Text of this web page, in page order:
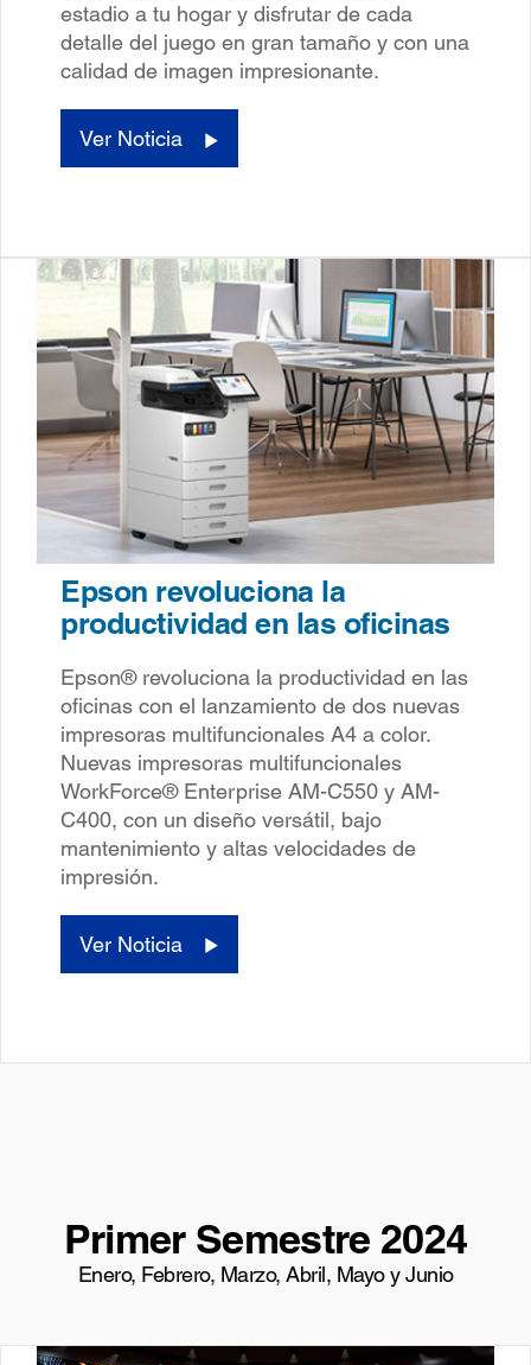
estadio a tu hogar y disfrutar de cada
detalle del juego en gran tamaño y con una
calidad de imagen impresionante.
Ver Noticia
Epson revoluciona la
productividad en las oficinas
Epson® revoluciona la productividad en las
oficinas con el lanzamiento de dos nuevas
impresoras multifuncionales A4 a color.
Nuevas impresoras multifuncionales
WorkForce® Enterprise AM-C550 y AM-
C400, con un diseño versátil, bajo
mantenimiento y altas velocidades de
impresión.
Ver Noticia
Primer Semestre 2024
Enero, Febrero, Marzo, Abril, Mayo y Junio